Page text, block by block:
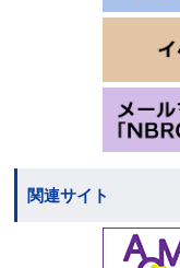
関連サイト